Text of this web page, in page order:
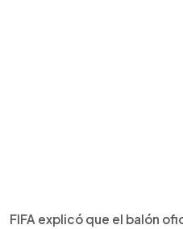
FIFA explicó que el balón